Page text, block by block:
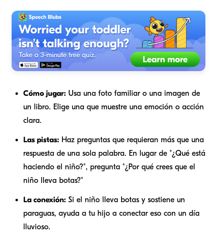
Cómo jugar: Usa una foto familiar o una imagen de
un libro. Elige una que muestre una emoción o acción
clara.
Las pistas: Haz preguntas que requieran más que una
respuesta de una sola palabra. En lugar de "¿Qué está
haciendo el niño?", pregunta "¿Por qué crees que el
niño lleva botas?"
La conexión: Si el niño lleva botas y sostiene un
paraguas, ayuda a tu hijo a conectar eso con un día
lluvioso.